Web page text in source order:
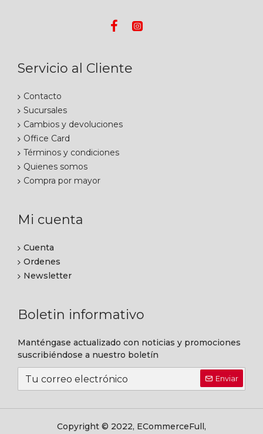
Servicio al Cliente
Contacto
Sucursales
Cambios y devoluciones
Office Card
Términos y condiciones
Quienes somos
Compra por mayor
Mi cuenta
Cuenta
Ordenes
Newsletter
Boletin informativo
Manténgase actualizado con noticias y promociones
suscribiéndose a nuestro boletín
Enviar
Copyright © 2022, ECommerceFull,